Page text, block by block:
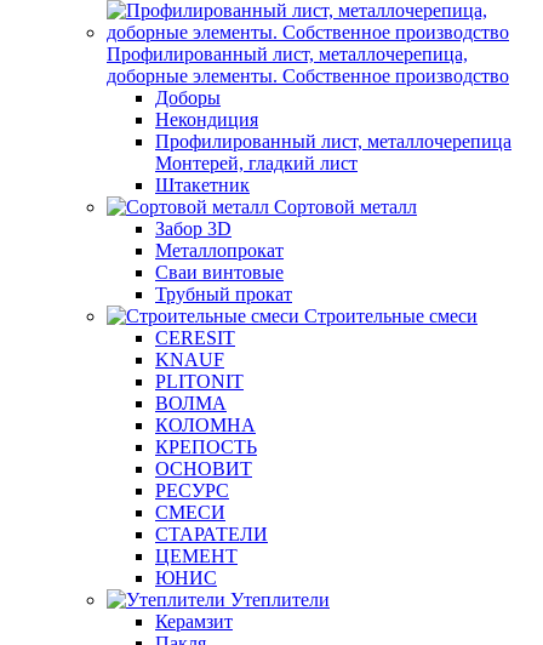
Профилированный лист, металлочерепица,
доборные элементы. Собственное производство
Доборы
Некондиция
Профилированный лист, металлочерепица
Монтерей, гладкий лист
Штакетник
Сортовой металл
Забор 3D
Металлопрокат
Сваи винтовые
Трубный прокат
Строительные смеси
CERESIT
KNAUF
PLITONIT
ВОЛМА
КОЛОМНА
КРЕПОСТЬ
ОСНОВИТ
РЕСУРС
СМЕСИ
СТАРАТЕЛИ
ЦЕМЕНТ
ЮНИС
Утеплители
Керамзит